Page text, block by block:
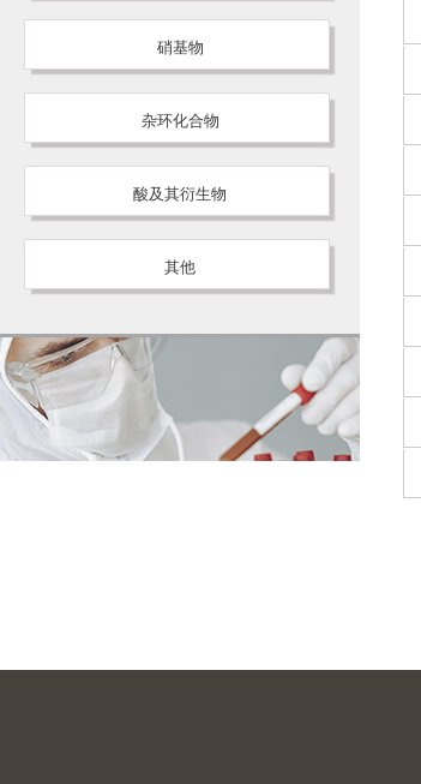
硝基物
杂环化合物
酸及其衍生物
其他